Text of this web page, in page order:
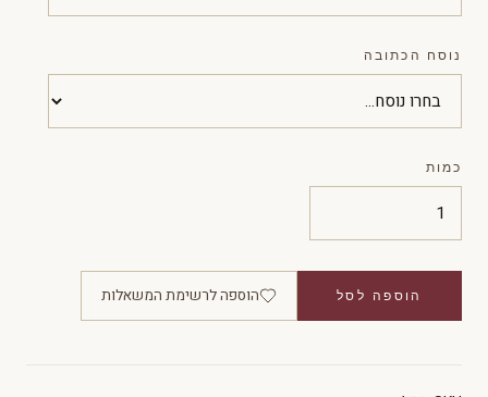
נוסח הכתובה
כמות
הוספה לסל הוספה לרשימת המשאלות